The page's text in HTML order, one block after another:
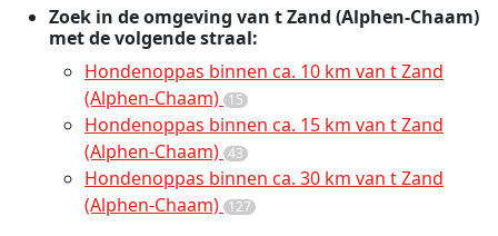
Zoek in de omgeving van t Zand (Alphen-Chaam)
met de volgende straal:
Hondenoppas binnen ca. 10 km van t Zand
(Alphen-Chaam) 15
Hondenoppas binnen ca. 15 km van t Zand
(Alphen-Chaam) 43
Hondenoppas binnen ca. 30 km van t Zand
(Alphen-Chaam) 127